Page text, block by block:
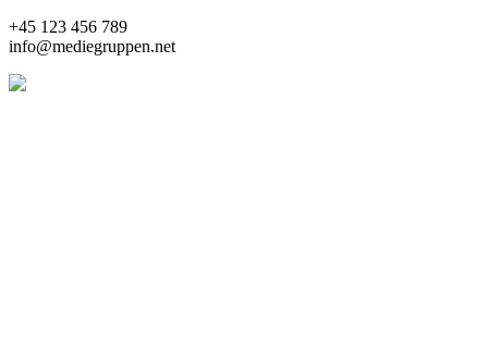
+45 123 456 789
info@mediegruppen.net